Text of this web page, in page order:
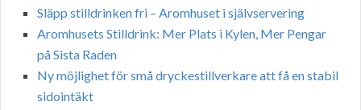
Släpp stilldrinken fri – Aromhuset i självservering
Aromhusets Stilldrink: Mer Plats i Kylen, Mer Pengar
på Sista Raden
Ny möjlighet för små dryckestillverkare att få en stabil
sidointäkt